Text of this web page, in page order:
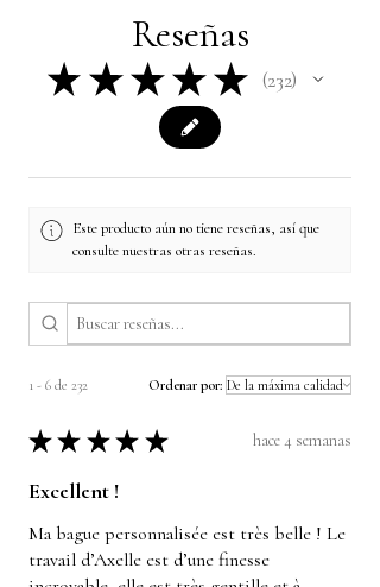
Reseñas
★ ★ ★ ★ ★ 232
232
Este producto aún no tiene reseñas, así que
consulte nuestras otras reseñas.
1 - 6 de 232 Ordenar por:
★ ★ ★ ★ ★ hace 4 semanas
Excellent !
Ma bague personnalisée est très belle ! Le
travail d’Axelle est d’une finesse